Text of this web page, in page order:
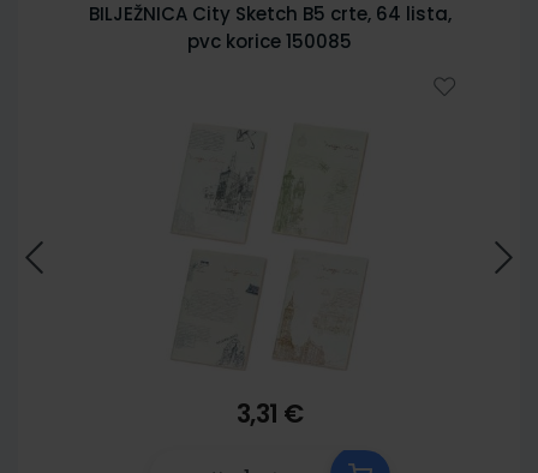
BILJEŽNICA City Sketch B5 crte, 64 lista,
pvc korice 150085
3,31 €